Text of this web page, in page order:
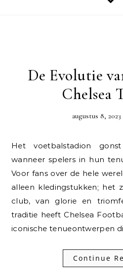
De Evolutie
Chelsea
augustus 8, 2023
Het voetbalstadion gonst van de opwinding
wanneer spelers in hun
Voor fans over de hele
alleen kledingstukken; het
club, van glorie en
traditie heeft Chelsea
iconische tenueontwerpen
Continue